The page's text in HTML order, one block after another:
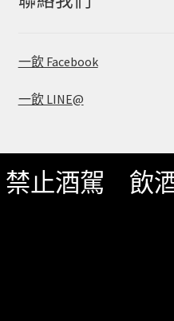
一飲 Facebook
一飲 LINE@
禁止酒駕 飲